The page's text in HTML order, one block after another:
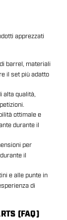
apprezzati
barrel, materiali
il set più adatto
alta qualità,
ottimale e
durante il
per
il
e alle punte in
di
(FAQ)